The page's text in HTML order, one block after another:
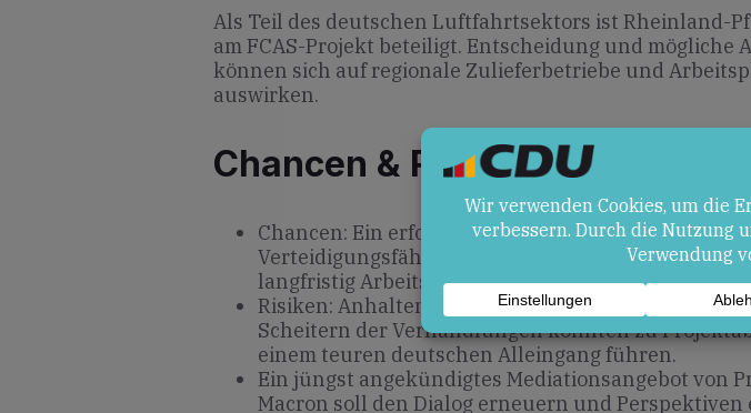
Als Teil des deutschen Luftfahrtsektors ist Rheinland-
am FCAS-Projekt beteiligt. Entscheidung und mögliche
können sich auf regionale Zulieferbetriebe und
auswirken.
Chancen & Risiken
Chancen: Ein erfolgreicher Abschluss stärkt die
Verteidigungsfähigkeit, fördert Innovationen und
langfristig Arbeitsplätze.
Risiken: Anhaltende Differenzen, verpasste Fristen
Scheitern der Verhandlungen könnten zu
einem teuren deutschen Alleingang führen.
Ein jüngst angekündigtes Mediationsangebot von
Macron soll den Dialog erneuern und Perspektiven